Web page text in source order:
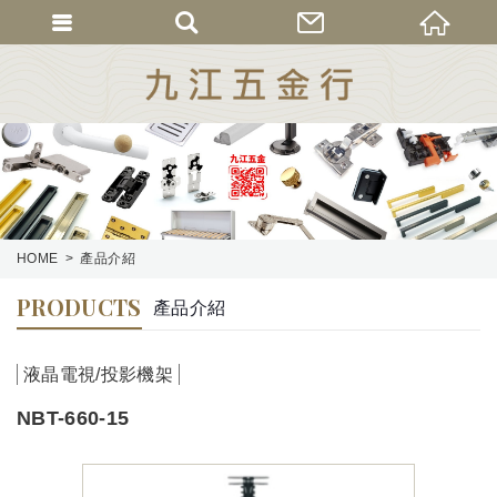
HOME 產品介紹
PRODUCTS 產品介紹
液晶電視/投影機架
NBT-660-15